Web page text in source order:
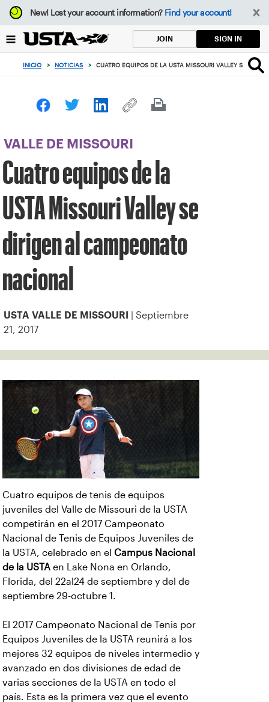
Enfoque
desde
botón
volver
principio
New!Lost your account information? Find your account!
JOIN SIGN IN
INICIO > NOTICIAS > CUATRO EQUIPOS DE LA USTA MISSOURI VALLEY SE
VALLE DE MISSOURI
Cuatro equipos de la
USTA Missouri Valley se
dirigen al campeonato
nacional
USTA VALLE DE MISSOURI
| Septiembre
21, 2017
Cuatro equipos de tenis de equipos
juveniles del Valle de Missouri de la USTA
competirán en el 2017 Campeonato
Nacional de Tenis de Equipos Juveniles de
la USTA, celebrado en el Campus Nacional
de la USTA en Lake Nona en Orlando,
Florida, del 22al24 de septiembre y del de
septiembre 29-octubre 1.
El 2017 Campeonato Nacional de Tenis por
Equipos Juveniles de la USTA reunirá a los
mejores 32 equipos de niveles intermedio y
avanzado en dos divisiones de edad de
varias secciones de la USTA en todo el
país. Esta es la primera vez que el evento